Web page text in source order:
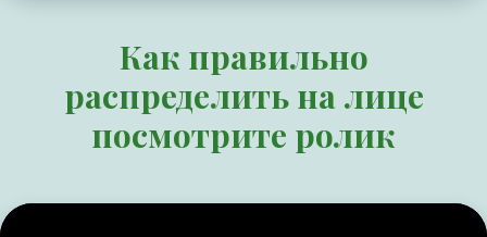
Как правильно
распределить на лице
посмотрите ролик